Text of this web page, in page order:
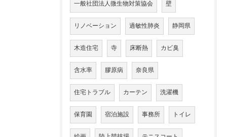
一般社団法人微生物対策協会 壁
リノベーション 過敏性肺炎 静岡県
木造住宅 寺 床断熱 カビ臭
含水率 膠原病 奈良県
住宅トラブル カーテン 洗濯機
保育園 宿泊施設 事務所 トイレ